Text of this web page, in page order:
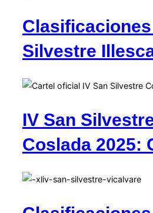
Clasificaciones
Silvestre
IV San
Coslada 2025: